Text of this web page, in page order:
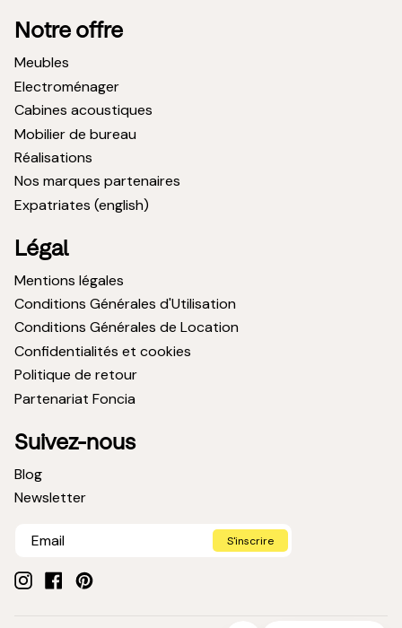
Notre offre
Meubles
Electroménager
Cabines acoustiques
Mobilier de bureau
Réalisations
Nos marques partenaires
Expatriates (english)
Légal
Mentions légales
Conditions Générales d'Utilisation
Conditions Générales de Location
Confidentialités et cookies
Politique de retour
Partenariat Foncia
Suivez-nous
Blog
Newsletter
S'inscrire